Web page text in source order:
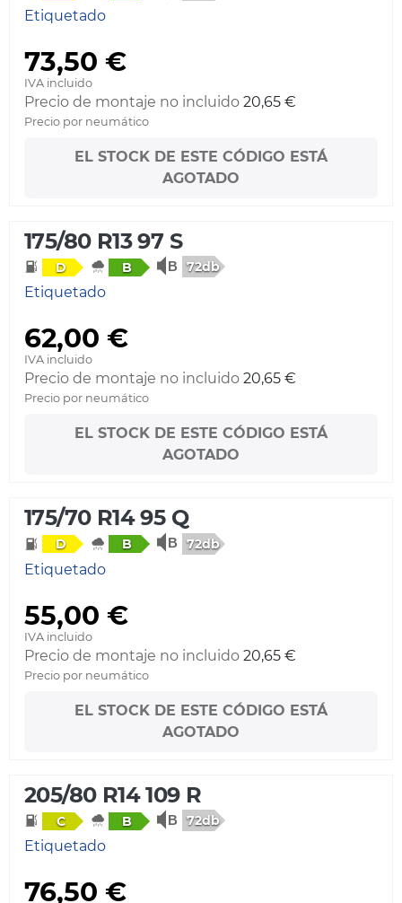
Etiquetado
73,50 €
IVA incluido
Precio de montaje no incluido 20,65 €
Precio por neumático
EL STOCK DE ESTE CÓDIGO ESTÁ
AGOTADO
175/80 R13 97 S
D B 72db
Etiquetado
62,00 €
IVA incluido
Precio de montaje no incluido 20,65 €
Precio por neumático
EL STOCK DE ESTE CÓDIGO ESTÁ
AGOTADO
175/70 R14 95 Q
D B 72db
Etiquetado
55,00 €
IVA incluido
Precio de montaje no incluido 20,65 €
Precio por neumático
EL STOCK DE ESTE CÓDIGO ESTÁ
AGOTADO
205/80 R14 109 R
C B 72db
Etiquetado
76,50 €